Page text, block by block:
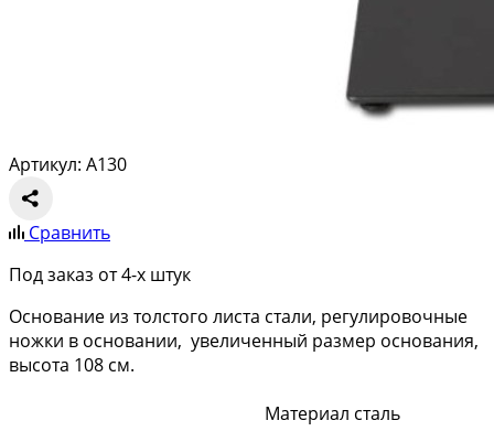
Артикул: A130
Сравнить
Под заказ от 4-х штук
Основание из толстого листа стали, регулировочные
ножки в основании, увеличенный размер основания,
высота 108 см.
Материал сталь